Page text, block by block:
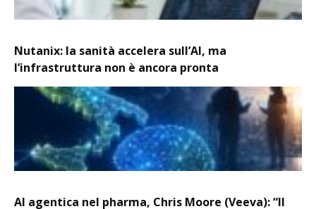
Nutanix: la sanità accelera sull’AI, ma
l’infrastruttura non è ancora pronta
AI agentica nel pharma, Chris Moore (Veeva): “Il